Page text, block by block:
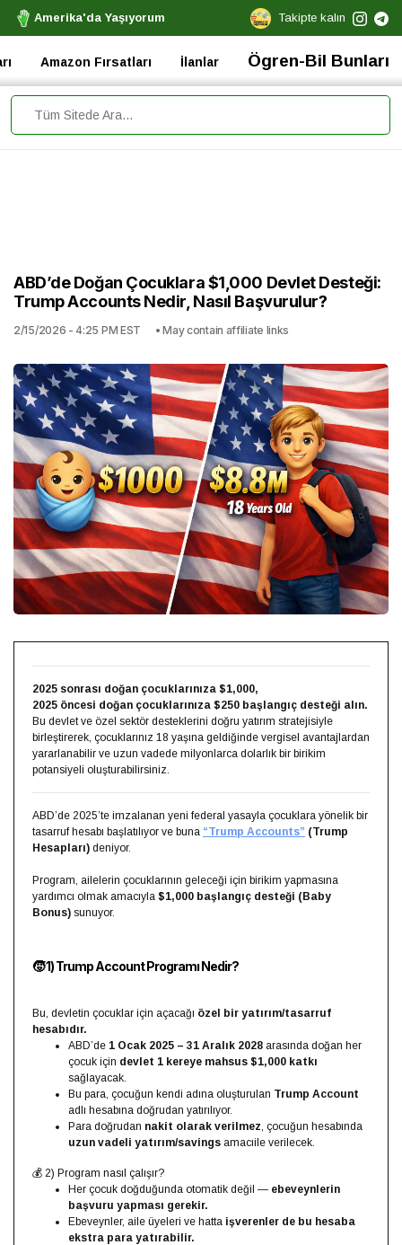
Amerika'da Yaşıyorum Takipte kalın
Amazon Fırsatları İlanlar Ögren-Bil Bunları
ABD’de Doğan Çocuklara $1,000 Devlet Desteği:
Trump Accounts Nedir, Nasıl Başvurulur?
2/15/2026 - 4:25 PM EST • May contain affiliate links
2025 sonrası doğan çocuklarınıza $1,000,
2025 öncesi doğan çocuklarınıza $250 başlangıç desteği alın.
Bu devlet ve özel sektör desteklerini doğru yatırım stratejisiyle
birleştirerek, çocuklarınız 18 yaşına geldiğinde vergisel avantajlardan
yararlanabilir ve uzun vadede milyonlarca dolarlık bir birikim
potansiyeli oluşturabilirsiniz.
ABD’de 2025’te imzalanan yeni federal yasayla çocuklara yönelik bir
tasarruf hesabı başlatılıyor ve buna “Trump Accounts” (Trump
Hesapları) deniyor.
Program, ailelerin çocuklarının geleceği için birikim yapmasına
yardımcı olmak amacıyla $1,000 başlangıç desteği (Baby
Bonus) sunuyor.
🧒 1) Trump Account Programı Nedir?
Bu, devletin çocuklar için açacağı özel bir yatırım/tasarruf
hesabıdır.
ABD’de 1 Ocak 2025 – 31 Aralık 2028 arasında doğan her
çocuk için devlet 1 kereye mahsus $1,000 katkı
sağlayacak.
Bu para, çocuğun kendi adına oluşturulan Trump Account
adlı hesabına doğrudan yatırılıyor.
Para doğrudan nakit olarak verilmez , çocuğun hesabında
uzun vadeli yatırım/savings amacıile verilecek.
💰 2) Program nasıl çalışır?
Her çocuk doğduğunda otomatik değil — ebeveynlerin
başvuru yapması gerekir.
Ebeveynler, aile üyeleri ve hatta işverenler de bu hesaba
ekstra para yatırabilir.